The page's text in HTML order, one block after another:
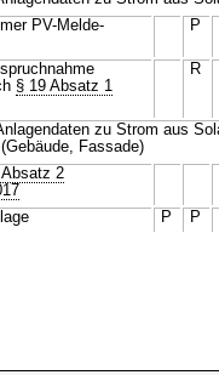
PV-Melde-
P
§ 19 Absatz 1
R
zu Strom aus
Fassade)
Absatz 2
P P